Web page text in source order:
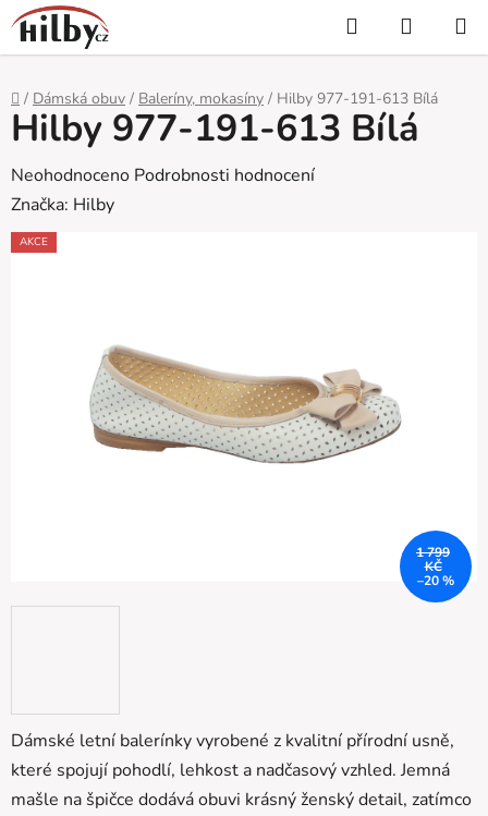
Přejít
na
obsah
Hledat
KOŠÍK
Domů
/ Dámská obuv / Baleríny, mokasíny / Hilby 977-191-613 Bílá
Dámské letní balerínky vyrobené z kvalitní přírodní usně,
které spojují pohodlí, lehkost a nadčasový vzhled. Jemná
mašle na špičce dodává obuvi krásný ženský detail, zatímco
Hilby 977-191-613 Bílá
Průměrné
hodnocení
produktu
Neohodnoceno Podrobnosti hodnocení
Značka: Hilby
AKCE
1 799
KČ
–20 %